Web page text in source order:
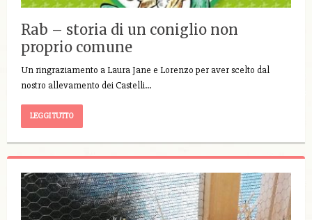
Rab – storia di un coniglio non
proprio comune
Un ringraziamento a Laura Jane e Lorenzo per aver scelto dal
nostro allevamento dei Castelli…
LEGGI TUTTO